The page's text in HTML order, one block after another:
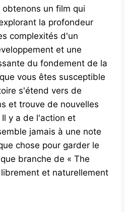
un film qui
la profondeur
complexités d'un
et une
du fondement de la
vous êtes susceptible
s'étend vers de
et trouve de nouvelles
y a de l'action et
jamais à une note
chose pour garder le
branche de « The
et naturellement